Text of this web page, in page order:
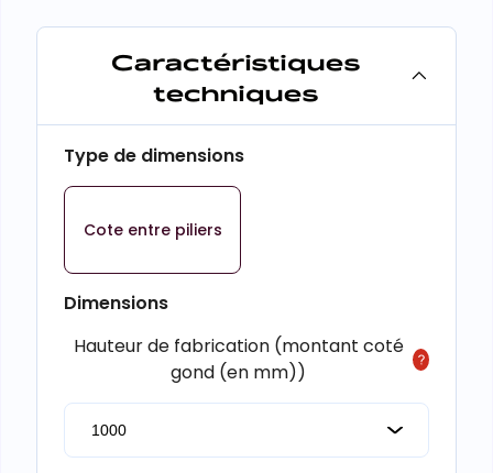
Caractéristiques
techniques
Type de dimensions
Cote entre piliers
Dimensions
Hauteur de fabrication (montant coté
gond (en mm))